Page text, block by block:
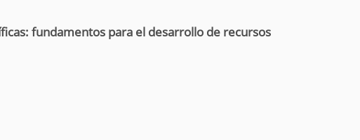
fundamentos para el desarrollo de recursos